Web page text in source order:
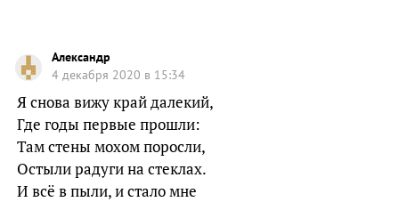
Александр
4 декабря 2020 в 15:34
Я снова вижу край далекий,
Где годы первые прошли:
Там стены мохом поросли,
Остыли радуги на стеклах.
И всё в пыли, и стало мне